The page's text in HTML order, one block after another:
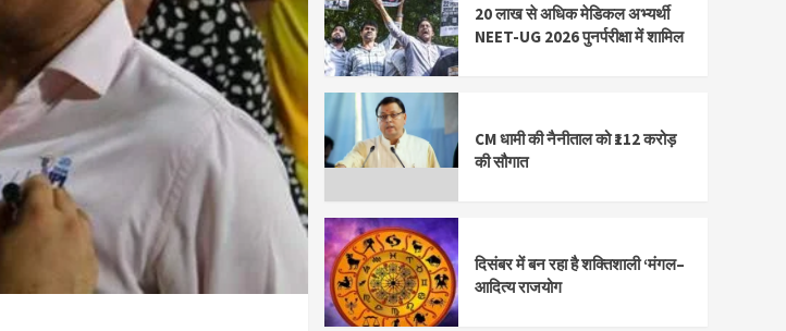
20 लाख से अधिक मेडिकल अभ्यर्थी
NEET-UG 2026 पुनर्परीक्षा में शामिल
CM धामी की नैनीताल को ₹112 करोड़
की सौगात
दिसंबर में बन रहा है शक्तिशाली ‘मंगल–
आदित्य राजयोग